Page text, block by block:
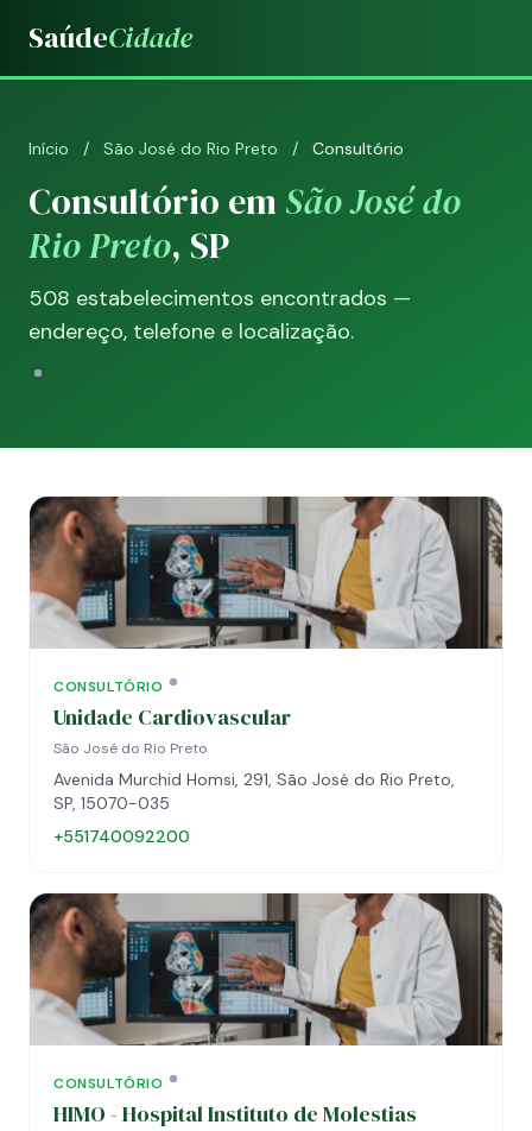
SaúdeCidade
Início / São José do Rio Preto / Consultório
Consultório emSão José do
Rio Preto, SP
508 estabelecimentos encontrados —
endereço, telefone e localização.
CONSULTÓRIO
Unidade Cardiovascular
São José do Rio Preto
Avenida Murchid Homsi, 291, São José do Rio Preto,
SP, 15070-035
+551740092200
CONSULTÓRIO
HIMO - Hospital Instituto de Molestias